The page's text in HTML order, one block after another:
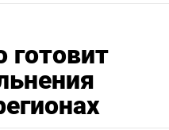
готовит